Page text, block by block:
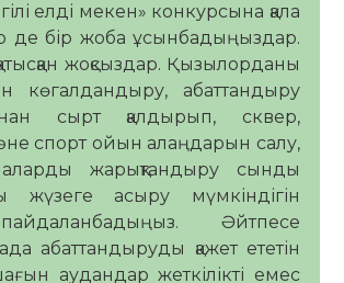
елді мекен» конкурсына қала
де бір жоба ұсынбадыңыздар.
жоқсыздар. Қызылорданы
көгалдандыру, абаттандыру
сырт қалдырып, сквер,
спорт ойын алаңдарын салу,
жарықтандыру сынды
жүзеге асыру мүмкіндігін
Әйтпесе
абаттандыруды қажет ететін
аудандар жеткілікті емес